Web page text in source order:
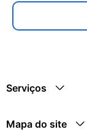
Serviços
Mapa do site